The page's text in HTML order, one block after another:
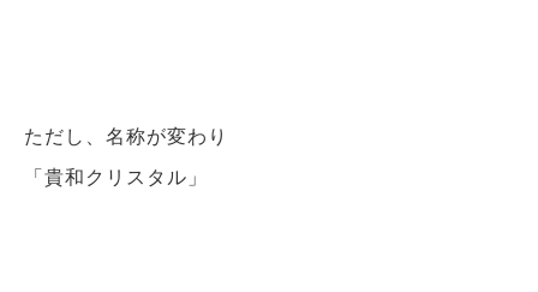
ただし、名称が変わり
「貴和クリスタル」